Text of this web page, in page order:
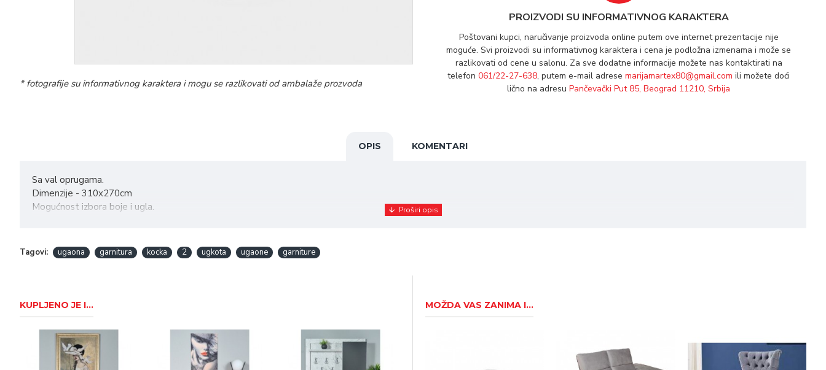
* fotografije su informativnog karaktera i mogu se razlikovati od ambalaže prozvoda
PROIZVODI SU INFORMATIVNOG KARAKTERA
Poštovani kupci, naručivanje proizvoda online putem ove internet prezentacije nije
moguće. Svi proizvodi su informativnog karaktera i cena je podložna izmenama i može se
razlikovati od cene u salonu. Za sve dodatne informacije možete nas kontaktirati na
telefon061/22-27-638, putem e-mail adresemarijamartex80@gmail.com ili možete doći
lično na adresuPančevački Put 85, Beograd 11210, Srbija
OPIS KOMENTARI
Sa val oprugama.
Dimenzije - 310x270cm
Mogućnost izbora boje i ugla.
Tagovi: ugaona garnitura kocka 2 ugkota ugaone garniture
KUPLJENO JE I... MOŽDA VAS ZANIMA I...